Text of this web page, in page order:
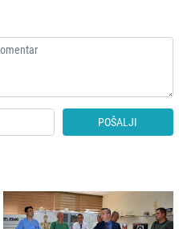
POŠALJI